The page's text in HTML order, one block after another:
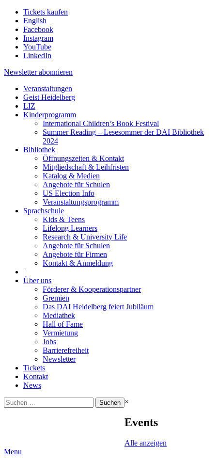
Tickets kaufen
English
Facebook
Instagram
YouTube
LinkedIn
Newsletter abonnieren
Veranstaltungen
Geist Heidelberg
LIZ
Kinderprogramm
International Children’s Book Festival
Summer Reading – Lesesommer der DAI Bibliothek
2024
Bibliothek
Öffnungszeiten & Kontakt
Mitgliedschaft & Leihfristen
Katalog & Medien
Angebote für Schulen
US Election Info
Veranstaltungsprogramm
Sprachschule
Kids & Teens
Lifelong Learners
Research & University Life
Angebote für Schulen
Angebote für Firmen
Kontakt & Anmeldung
|
Über uns
Förderer & Kooperationspartner
Gremien
Das DAI Heidelberg feiert Jubiläum
Mediathek
Hall of Fame
Vermietung
Jobs
Barrierefreiheit
Newsletter
Tickets
Kontakt
News
Suchen
nach:
×
Events
Alle anzeigen
Menu